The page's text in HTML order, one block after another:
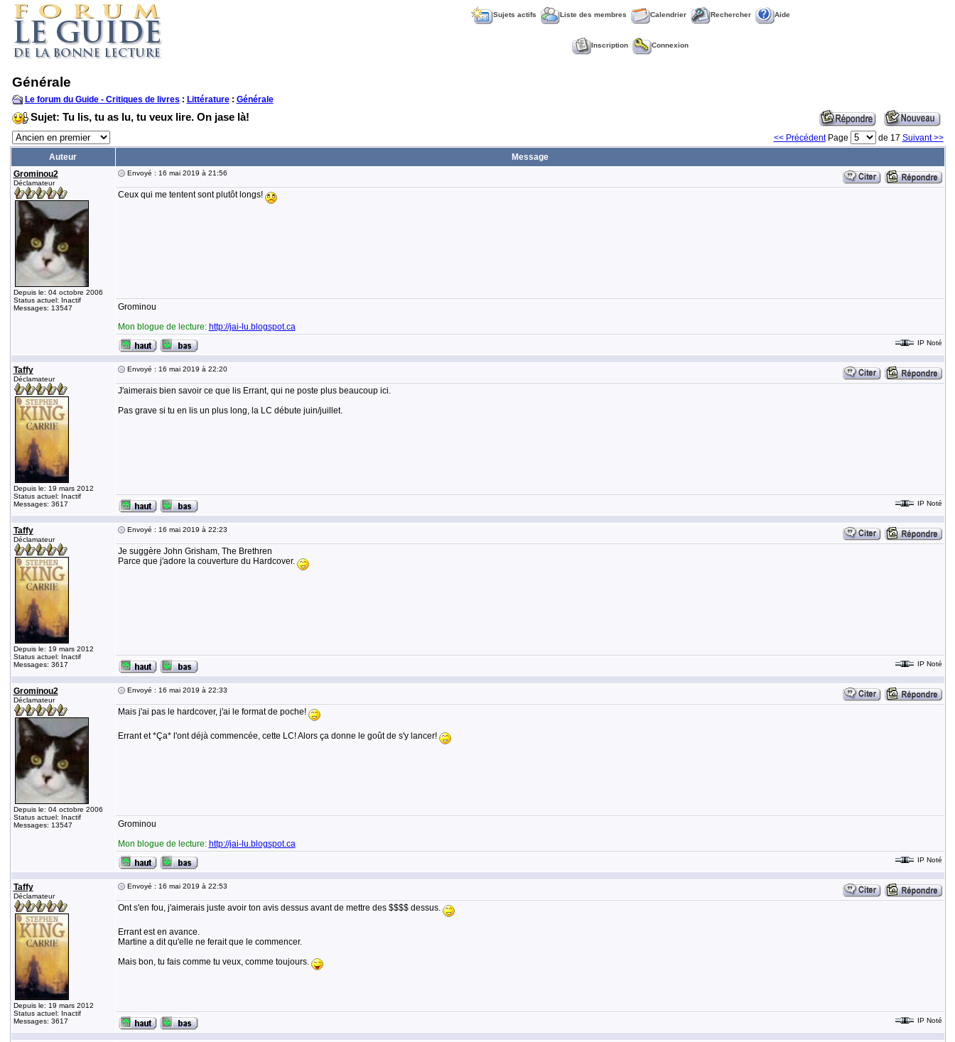
Sujets actifs Liste des membres Calendrier Rechercher Aide
Inscription Connexion
Générale
Le forum du Guide - Critiques de livres : Littérature: Générale
Sujet: Tu lis, tu as lu, tu veux lire. On jase là!
<< PrécédentPage de 17 Suivant >>
Auteur
Message
Grominou2
Déclamateur
Depuis le: 04 octobre 2006
Status actuel: Inactif
Messages: 13547
Envoyé : 16 mai 2019 à 21:56
Ceux qui me tentent sont plutôt longs!
Grominou
Mon blogue de lecture: http://jai-lu.blogspot.ca
IP Noté
Taffy
Déclamateur
Depuis le: 19 mars 2012
Status actuel: Inactif
Messages: 3617
Envoyé : 16 mai 2019 à 22:20
J'aimerais bien savoir ce que lis Errant, qui ne poste plus beaucoup ici.
Pas grave si tu en lis un plus long, la LC débute juin/juillet.
IP Noté
Taffy
Déclamateur
Depuis le: 19 mars 2012
Status actuel: Inactif
Messages: 3617
Envoyé : 16 mai 2019 à 22:23
Je suggère John Grisham, The Brethren
Parce que j'adore la couverture du Hardcover.
IP Noté
Grominou2
Déclamateur
Depuis le: 04 octobre 2006
Status actuel: Inactif
Messages: 13547
Envoyé : 16 mai 2019 à 22:33
Mais j'ai pas le hardcover, j'ai le format de poche!
Errant et *Ça* l'ont déjà commencée, cette LC! Alors ça donne le goût de s'y lancer!
Grominou
Mon blogue de lecture: http://jai-lu.blogspot.ca
IP Noté
Taffy
Déclamateur
Depuis le: 19 mars 2012
Status actuel: Inactif
Messages: 3617
Envoyé : 16 mai 2019 à 22:53
Ont s'en fou, j'aimerais juste avoir ton avis dessus avant de mettre des $$$$ dessus.
Errant est en avance.
Martine a dit qu'elle ne ferait que le commencer.
Mais bon, tu fais comme tu veux, comme toujours.
IP Noté